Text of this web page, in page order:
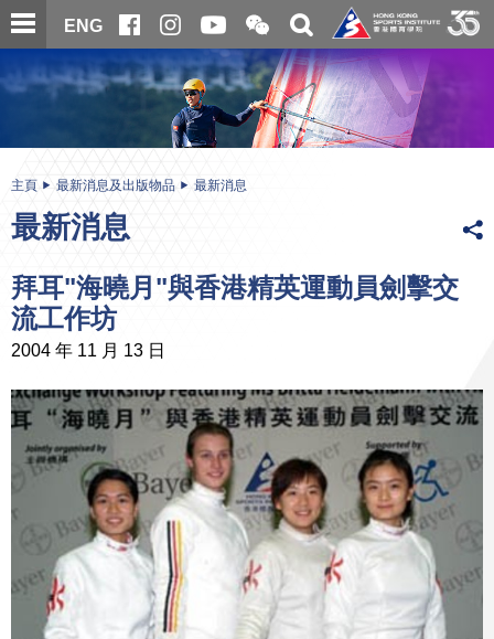
跳
至
內
ENG
開
合
微
信
二
維
碼
關
搜
尋
内
主頁 最新消息及出版物品 最新消息
最新消息
拜耳"海曉月"與香港精英運動員劍擊交
流工作坊
2004 年 11 月 13 日